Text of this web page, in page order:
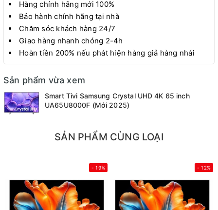
Hàng chính hãng mới 100%
Bảo hành chính hãng tại nhà
Chăm sóc khách hàng 24/7
Giao hàng nhanh chóng 2-4h
Hoàn tiền 200% nếu phát hiện hàng giả hàng nhái
Sản phẩm vừa xem
Smart Tivi Samsung Crystal UHD 4K 65 inch
UA65U8000F (Mới 2025)
SẢN PHẨM CÙNG LOẠI
- 19% - 12%